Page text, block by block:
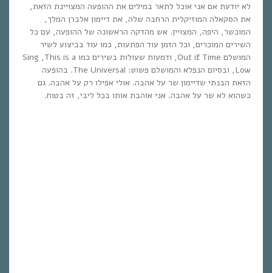
לא יודעת אם אני אוכל לתאר במילים את ההופעה המצויינת הזאת,
את הסקאלה המוזיקלית הרחבה שלה, את דיימון אלברן המלך,
המוכשר, היפה, המצויין. אש מהדקה הראשונה של ההופעה, עם כל
השירים המוכרים, וכל הזמן עוד הפתעות, כמו עוּד בביצוע לשיר
המושלם Out if Time, ודמעות שעולות בשירים כמו Sing ,This is a
Low, ובסיום הנפלא והמושלם פשוט: The Universal. בהופעה
הזאת הבנתי שדיימון שר על אהבה. אולי אפילו רק על אהבה. גם
כשהוא לא שר על אהבה. אני אוהבת אותו בכל ליבי, זה בטוח.